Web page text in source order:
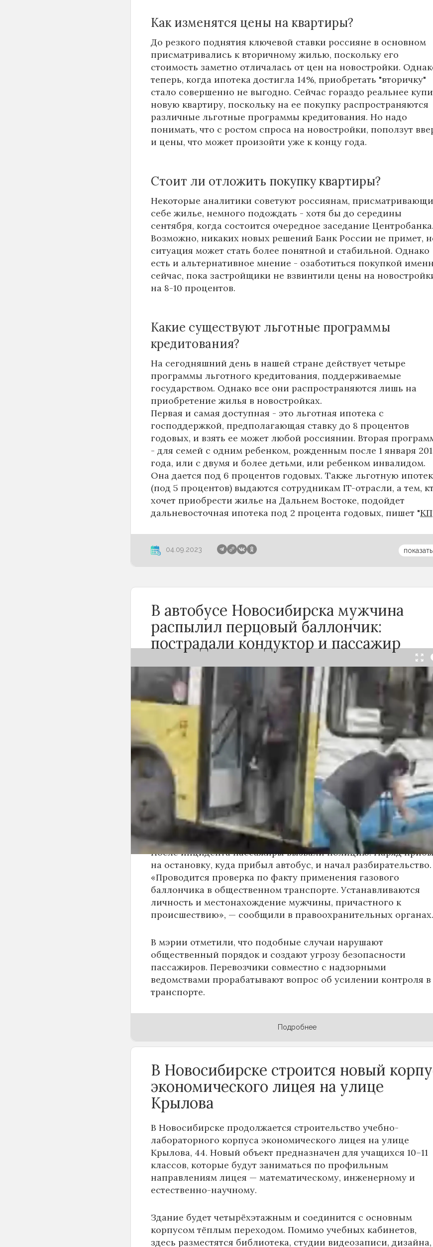
Как изменятся цены на квартиры?
До резкого поднятия ключевой ставки россияне в основном
присматривались к вторичному жилью, поскольку его
стоимость заметно отличалась от цен на новостройки.
теперь, когда ипотека достигла 14%, приобретать "вторичку"
стало совершенно не выгодно. Сейчас гораздо реальнее
новую квартиру, поскольку на ее покупку распространяются
различные льготные программы кредитования. Но надо
понимать, что с ростом спроса на новостройки, поползут
и цены, что может произойти уже к концу года.
Стоит ли отложить покупку квартиры?
Некоторые аналитики советуют россиянам,
себе жилье, немного подождать - хотя бы до середины
сентября, когда состоится очередное заседание Центробанка.
Возможно, никаких новых решений БанкРоссии не примет,
ситуация может стать более понятной и стабильной. Однако
есть и альтернативное мнение - озаботиться покупкой
сейчас, пока застройщики не взвинтили цены на
на 8-10 процентов.
Какие существуют льготные программы
кредитования?
На сегодняшний день в нашей стране действует четыре
программы льготного кредитования, поддерживаемые
государством. Однако все они распространяются лишь на
приобретение жилья в новостройках.
Первая и самая доступная - это льготная ипотека с
господдержкой, предполагающая ставку до 8 процентов
годовых, и взять ее может любой россиянин. Вторая
- для семей с одним ребенком, рожденным после 1 января
года, или с двумя и более детьми, или ребенком инвалидом.
Она дается под 6 процентов годовых. Также льготную
(под 5 процентов) выдаются сотрудникам IT-отрасли, а тем,
хочет приобрести жилье на Дальнем Востоке, подойдет
дальневосточная ипотека под 2 процента годовых, пишет "КП
04.09.2023 показать
В автобусе Новосибирска мужчина
распылил перцовый баллончик:
пострадали кондуктор и пассажир
Вечером 24 сентября в салоне автобуса маршрута №18 в
Новосибирске произошёл инцидент с применением
баллончика. Как сообщили очевидцы в
Telegram-канале
«Инцидент Новосибирск»
, неизвестный мужчина с бородой
сначала вступил в перепалку с кондуктором, затем
с другими пассажирами. В ходе конфликта он достал газовый
баллончик и распылил его в салоне.
По предварительным данным, пострадали кондуктор и один
пассажиров-мужчин. У них зафиксированы признаки
поражения слизистых оболочек. Медицинская помощь была
оказана на месте, их состояние оценивается как
удовлетворительное.
После инцидента пассажиры вызвали полицию. Наряд
на остановку, куда прибыл автобус, и начал разбирательство.
«Проводится проверка по факту применения газового
баллончика в общественном транспорте. Устанавливаются
личность и местонахождение мужчины, причастного к
происшествию», — сообщили в правоохранительных органах.
В мэрии отметили, что подобные случаи нарушают
общественный порядок и создают угрозу безопасности
пассажиров. Перевозчики совместно с надзорными
ведомствами прорабатывают вопрос об усилении контроля в
транспорте.
Подробнее
В Новосибирске строится новый
экономического лицея на улице
Крылова
В Новосибирске продолжается строительство учебно-
лабораторного корпуса экономического лицея на улице
Крылова, 44. Новый объект предназначен для учащихся 10–11
классов, которые будут заниматься по профильным
направлениям лицея — математическому, инженерному и
естественно-научному.
Здание будет четырёхэтажным и соединится с основным
корпусом тёплым переходом. Помимо учебных кабинетов,
здесь разместятся библиотека, студии видеозаписи, дизайна,